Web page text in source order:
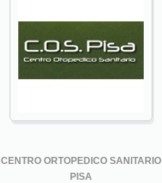
CENTRO ORTOPEDICO SANITARIO
PISA